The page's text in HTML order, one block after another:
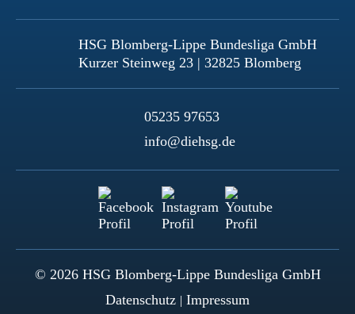
HSG Blomberg-Lippe Bundesliga GmbH
Kurzer Steinweg 23 | 32825 Blomberg
05235 97653
info@diehsg.de
© 2026 HSG Blomberg-Lippe Bundesliga GmbH
Datenschutz
Impressum